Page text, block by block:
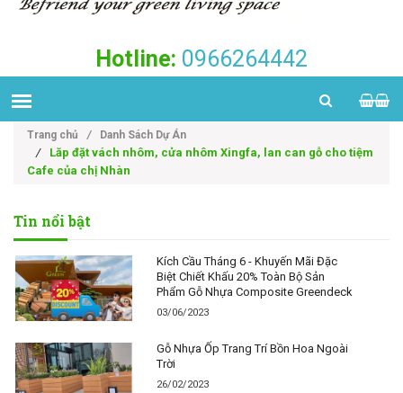
Hotline: 0966264442
Trang chủ / Danh Sách Dự Án
/
Lăp đặt vách nhôm, cửa nhôm Xingfa, lan can gỗ cho tiệm
Cafe của chị Nhàn
Tin nổi bật
Kích Cầu Tháng 6 - Khuyến Mãi Đặc
Biệt Chiết Khấu 20% Toàn Bộ Sản
Phẩm Gỗ Nhựa Composite Greendeck
03/06/2023
Gỗ Nhựa Ốp Trang Trí Bồn Hoa Ngoài
Trời
26/02/2023